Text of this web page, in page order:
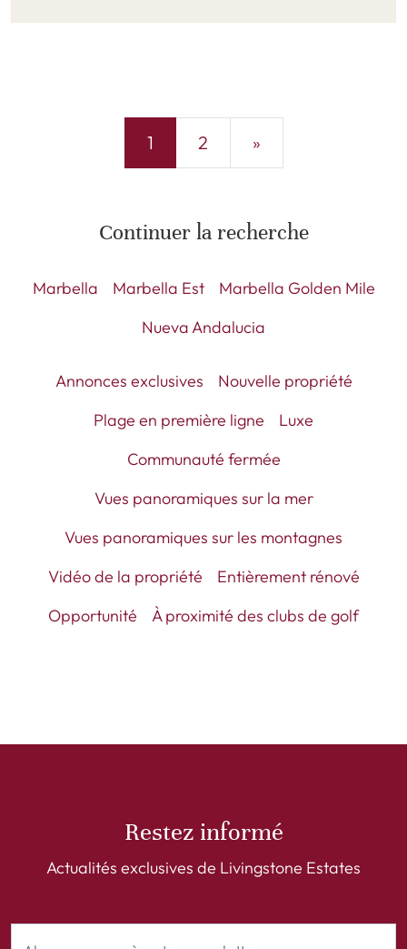
1 2 »
Continuer la recherche
Marbella Marbella Est
Marbella Golden Mile
Nueva Andalucia
Annonces exclusives
Nouvelle propriété
Plage en première ligne
Luxe
Communauté fermée
Vues panoramiques sur la mer
Vues panoramiques sur les montagnes
Vidéo de la propriété
Entièrement rénové
Opportunité
À proximité des clubs de golf
Restez informé
Actualités exclusives de Livingstone Estates